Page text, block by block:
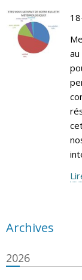
Archives
2026